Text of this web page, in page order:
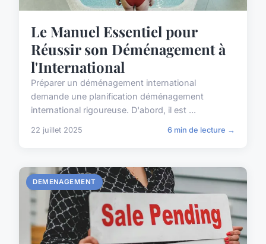
Le Manuel Essentiel pour
Réussir son Déménagement à
l'International
Préparer un déménagement international
demande une planification déménagement
international rigoureuse. D'abord, il est ...
22 juillet 2025 6 min de lecture →
DEMENAGEMENT